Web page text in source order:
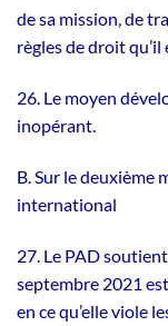
de sa mission, de
règles de droit
26. Le moyen
inopérant.
B. Sur le deuxième
international
27. Le PAD
septembre 2021
en ce qu’elle viole